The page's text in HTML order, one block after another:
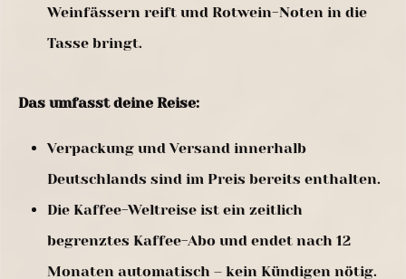
Weinfässern reift und Rotwein-Noten in die
Tasse bringt.
Das umfasst deine Reise:
Verpackung und Versand innerhalb
Deutschlands sind im Preis bereits enthalten.
Die Kaffee-Weltreise ist ein zeitlich
begrenztes Kaffee-Abo und endet nach 12
Monaten automatisch – kein Kündigen nötig.